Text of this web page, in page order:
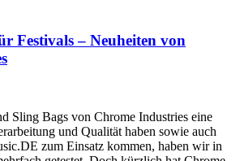
Festivals – Neuheiten von
Sling Bags von Chrome Industries eine
und Qualität haben sowie auch
zum Einsatz kommen, haben wir in